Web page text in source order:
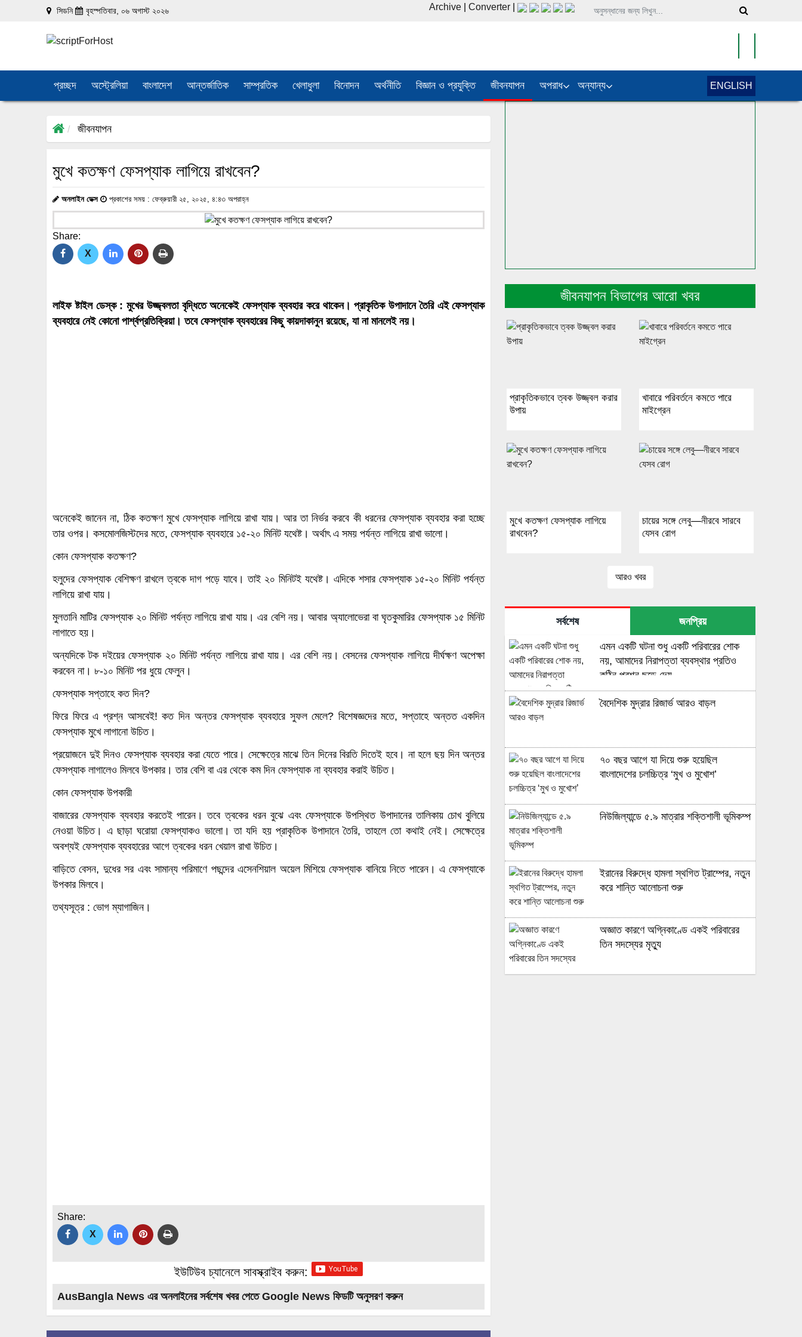
সিডনি বৃহস্পতিবার, ০৬ অগাস্ট ২০২৬ Archive Converter
প্রচ্ছদ অস্ট্রেলিয়া বাংলাদেশ আন্তর্জাতিক সাম্প্রতিক খেলাধুলা বিনোদন অর্থনীতি বিজ্ঞান ও প্রযুক্তি জীবনযাপন অপরাধ অন্যান্য ENGLISH
জীবনযাপন
মুখে কতক্ষণ ফেসপ্যাক লাগিয়ে রাখবেন?
অনলাইন ডেক্স প্রকাশের সময় : ফেব্রুয়ারী ২৫, ২০২৫, ৪:৪৩ অপরাহ্ন
Share:
X
লাইফ ষ্টাইল ডেস্ক : মুখের উজ্জ্বলতা বৃদ্ধিতে অনেকেই ফেসপ্যাক ব্যবহার করে থাকেন। প্রাকৃতিক উপাদানে তৈরি এই ফেসপ্যাক
ব্যবহারে নেই কোনো পার্শ্বপ্রতিক্রিয়া। তবে ফেসপ্যাক ব্যবহারের কিছু কায়দাকানুন রয়েছে, যা না মানলেই নয়।
অনেকেই জানেন না, ঠিক কতক্ষণ মুখে ফেসপ্যাক লাগিয়ে রাখা যায়। আর তা নির্ভর করবে কী ধরনের ফেসপ্যাক ব্যবহার করা হচ্ছে
তার ওপর। কসমোলজিস্টদের মতে, ফেসপ্যাক ব্যবহারে ১৫-২০ মিনিট যথেষ্ট। অর্থাৎ এ সময় পর্যন্ত লাগিয়ে রাখা ভালো।
কোন ফেসপ্যাক কতক্ষণ?
হলুদের ফেসপ্যাক বেশিক্ষণ রাখলে ত্বকে দাগ পড়ে যাবে। তাই ২০ মিনিটই যথেষ্ট। এদিকে শসার ফেসপ্যাক ১৫-২০ মিনিট পর্যন্ত
লাগিয়ে রাখা যায়।
মুলতানি মাটির ফেসপ্যাক ২০ মিনিট পর্যন্ত লাগিয়ে রাখা যায়। এর বেশি নয়। আবার অ্যালোভেরা বা ঘৃতকুমারির ফেসপ্যাক ১৫ মিনিট
লাগাতে হয়।
অন্যদিকে টক দইয়ের ফেসপ্যাক ২০ মিনিট পর্যন্ত লাগিয়ে রাখা যায়। এর বেশি নয়। বেসনের ফেসপ্যাক লাগিয়ে দীর্ঘক্ষণ অপেক্ষা
করবেন না। ৮-১০ মিনিট পর ধুয়ে ফেলুন।
ফেসপ্যাক সপ্তাহে কত দিন?
ফিরে ফিরে এ প্রশ্ন আসবেই! কত দিন অন্তর ফেসপ্যাক ব্যবহারে সুফল মেলে? বিশেষজ্ঞদের মতে, সপ্তাহে অন্তত একদিন
ফেসপ্যাক মুখে লাগানো উচিত।
প্রয়োজনে দুই দিনও ফেসপ্যাক ব্যবহার করা যেতে পারে। সেক্ষেত্রে মাঝে তিন দিনের বিরতি দিতেই হবে। না হলে ছয় দিন অন্তর
ফেসপ্যাক লাগালেও মিলবে উপকার। তার বেশি বা এর থেকে কম দিন ফেসপ্যাক না ব্যবহার করাই উচিত।
কোন ফেসপ্যাক উপকারী
বাজারের ফেসপ্যাক ব্যবহার করতেই পারেন। তবে ত্বকের ধরন বুঝে এবং ফেসপ্যাকে উপস্থিত উপাদানের তালিকায় চোখ বুলিয়ে
নেওয়া উচিত। এ ছাড়া ঘরোয়া ফেসপ্যাকও ভালো। তা যদি হয় প্রাকৃতিক উপাদানে তৈরি, তাহলে তো কথাই নেই। সেক্ষেত্রে
অবশ্যই ফেসপ্যাক ব্যবহারের আগে ত্বকের ধরন খেয়াল রাখা উচিত।
বাড়িতে বেসন, দুধের সর এবং সামান্য পরিমাণে পছন্দের এসেনশিয়াল অয়েল মিশিয়ে ফেসপ্যাক বানিয়ে নিতে পারেন। এ ফেসপ্যাকে
উপকার মিলবে।
তথ্যসূত্র : ভোগ ম্যাগাজিন।
Share:
X
ইউটিউব চ্যানেলে সাবস্ক্রাইব করুন:
AusBangla News এর অনলাইনের সর্বশেষ খবর পেতে Google News ফিডটি অনুসরণ করুন
জীবনযাপন বিভাগের আরো খবর
প্রাকৃতিকভাবে ত্বক উজ্জ্বল করার
উপায়
খাবারে পরিবর্তনে কমতে পারে
মাইগ্রেন
মুখে কতক্ষণ ফেসপ্যাক লাগিয়ে
রাখবেন?
চায়ের সঙ্গে লেবু—নীরবে সারবে
যেসব রোগ
আরও খবর
সর্বশেষ জনপ্রিয়
এমন একটি ঘটনা শুধু একটি পরিবারের শোক
নয়, আমাদের নিরাপত্তা ব্যবস্থার প্রতিও
কঠিন প্রশ্ন ছুড়ে দেয়
বৈদেশিক মুদ্রার রিজার্ভ আরও বাড়ল
৭০ বছর আগে যা ‍দিয়ে শুরু হয়েছিল
বাংলাদেশের চলচ্চিত্র ‘মুখ ও মুখোশ’
নিউজিল্যান্ডে ৫.৯ মাত্রার শক্তিশালী ভূমিকম্প
ইরানের বিরুদ্ধে হামলা স্থগিত ট্রাম্পের, নতুন
করে শান্তি আলোচনা শুরু
অজ্ঞাত কারণে অগ্নিকাণ্ডে একই পরিবারের
তিন সদস্যের মৃত্যু